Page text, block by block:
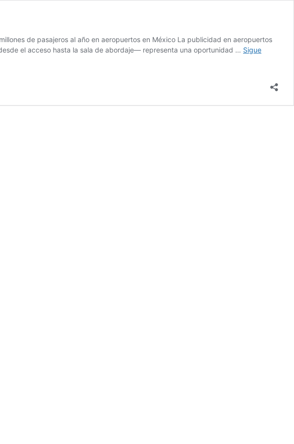
de pasajeros al año en aeropuertos en México La publicidad en aeropuertos
el acceso hasta la sala de abordaje— representa una oportunidad … Sigue